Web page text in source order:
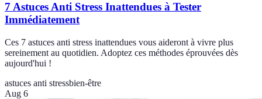
7 Astuces Anti Stress Inattendues à Tester
Immédiatement
Ces 7 astuces anti stress inattendues vous aideront à vivre plus
sereinement au quotidien. Adoptez ces méthodes éprouvées dès
aujourd'hui !
astuces anti stressbien-être
Aug 6